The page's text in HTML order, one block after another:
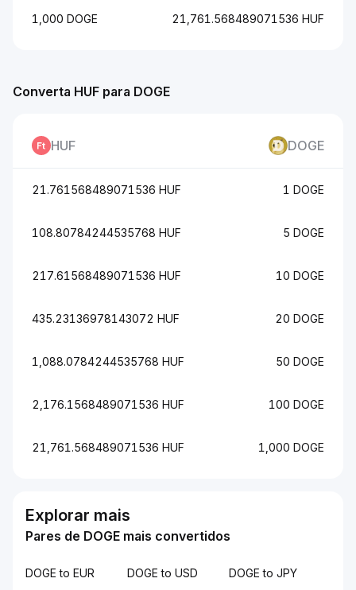
1,000 DOGE 21,761.568489071536 HUF
Converta HUF para DOGE
HUF DOGE
21.761568489071536 HUF 1 DOGE
108.80784244535768 HUF 5 DOGE
217.61568489071536 HUF 10 DOGE
435.23136978143072 HUF 20 DOGE
1,088.0784244535768 HUF 50 DOGE
2,176.1568489071536 HUF 100 DOGE
21,761.568489071536 HUF 1,000 DOGE
Explorar mais
Pares de DOGE mais convertidos
DOGE to EUR DOGE to USD DOGE to JPY